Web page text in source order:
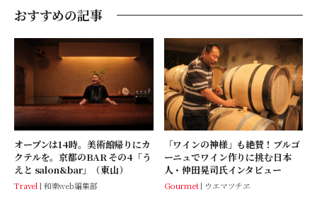
おすすめの記事
オープンは14時。美術館帰りにカ
クテルを。京都のBAR その4「う
えと salon&bar」（東山）
Travel 和樂web編集部
「ワインの神様」も絶賛！ブルゴ
ーニュでワイン作りに挑む日本
人・仲田晃司氏インタビュー
Gourmet ウエマツチヱ